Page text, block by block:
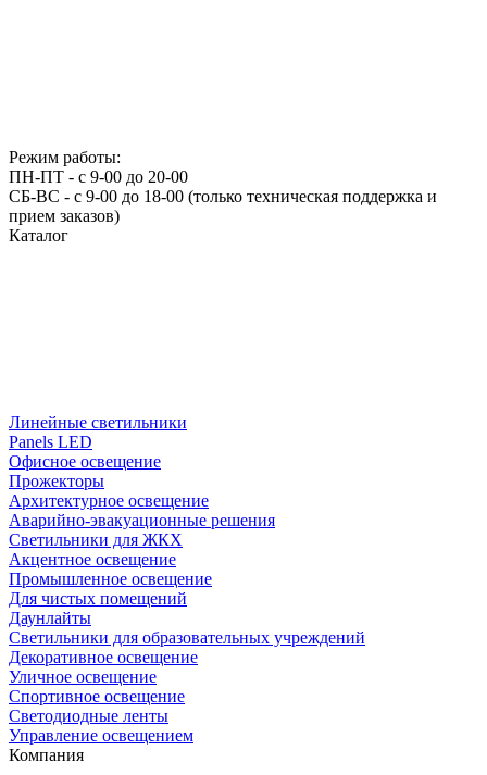
Режим работы:
ПН-ПТ - с 9-00 до 20-00
СБ-ВС - с 9-00 до 18-00 (только техническая поддержка и
прием заказов)
Каталог
Линейные светильники
Panels LED
Офисное освещение
Прожекторы
Архитектурное освещение
Аварийно-эвакуационные решения
Светильники для ЖКХ
Акцентное освещение
Промышленное освещение
Для чистых помещений
Даунлайты
Светильники для образовательных учреждений
Декоративное освещение
Уличное освещение
Спортивное освещение
Светодиодные ленты
Управление освещением
Компания